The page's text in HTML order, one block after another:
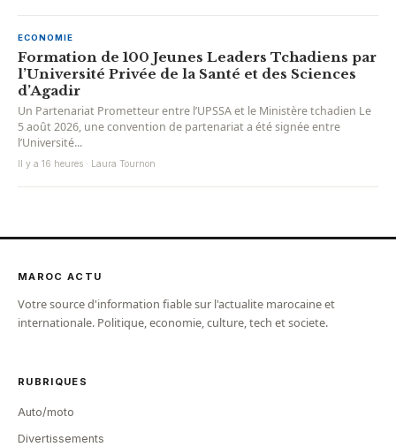
ECONOMIE
Formation de 100 Jeunes Leaders Tchadiens par
l’Université Privée de la Santé et des Sciences
d’Agadir
Un Partenariat Prometteur entre l’UPSSA et le Ministère tchadien Le
5 août 2026, une convention de partenariat a été signée entre
l’Université...
Il y a 16 heures · Laura Tournon
MAROC ACTU
Votre source d'information fiable sur l'actualite marocaine et
internationale. Politique, economie, culture, tech et societe.
RUBRIQUES
Auto/moto
Divertissements